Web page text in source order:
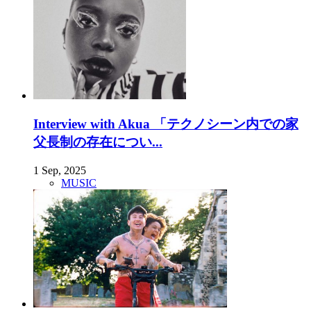
Interview with Akua 「テクノシーン内での家
父長制の存在につい...
1 Sep, 2025
MUSIC